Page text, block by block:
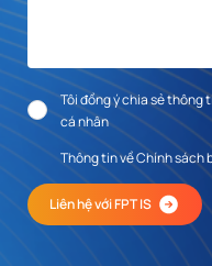
Tôi đồng ý chia sẻ thông
cá nhân
Thông tin về Chính sách
Liên hệ với FPT IS